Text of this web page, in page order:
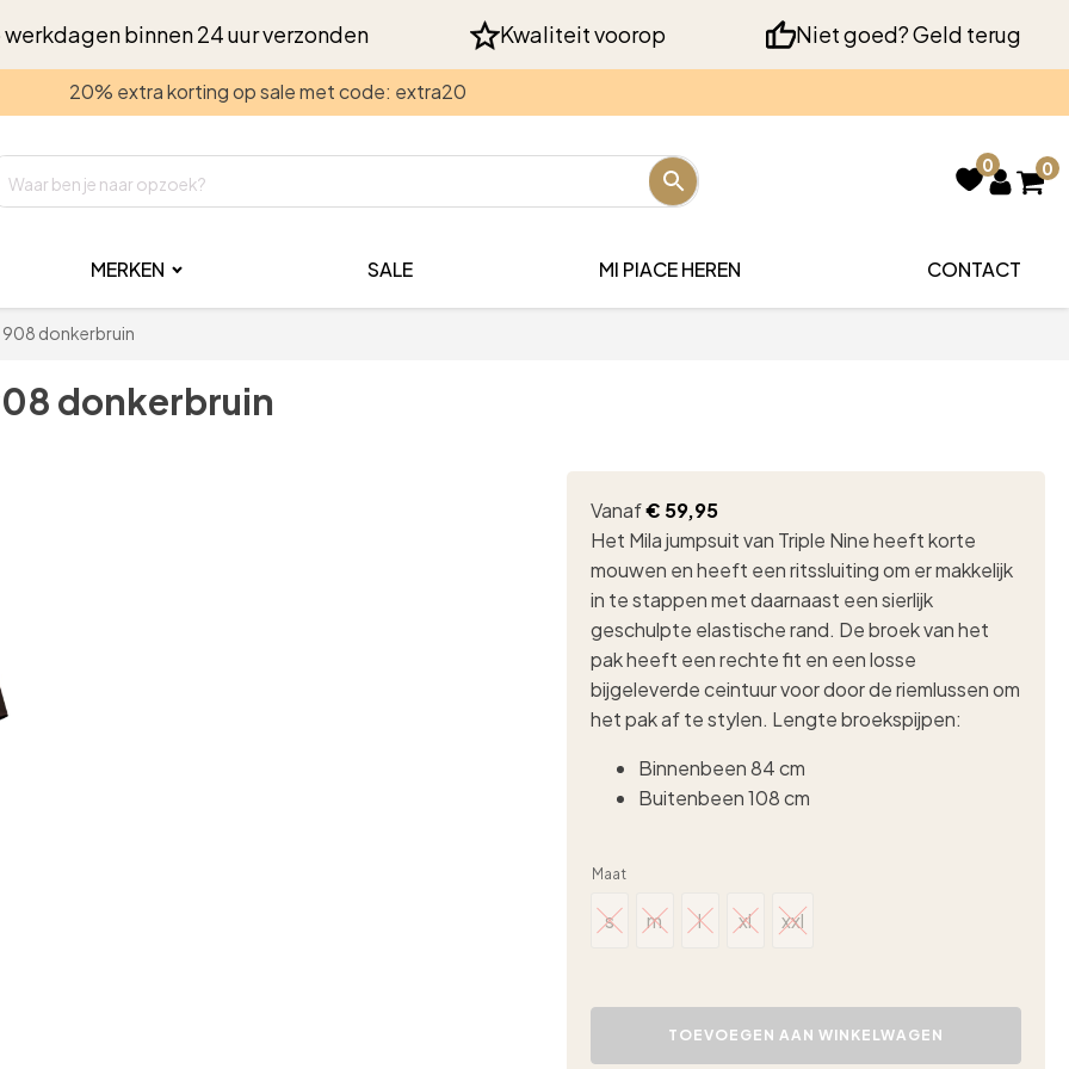
werkdagen binnen 24 uur verzonden Kwaliteit voorop Niet goed? Geld terug
20% extra korting op sale met code: extra20
0 0
MERKEN SALE MI PIACE HEREN CONTACT
donkerbruin
donkerbruin
Vanaf€ 59,95
Het Mila jumpsuit van Triple Nine heeft korte
mouwen en heeft een ritssluiting om er makkelijk
in te stappen met daarnaast een sierlijk
geschulpte elastische rand. De broek van het
pak heeft een rechte fit en een losse
bijgeleverde ceintuur voor door de riemlussen om
het pak af te stylen. Lengte broekspijpen:
Binnenbeen 84 cm
Buitenbeen 108 cm
Maat
s
s
m
m
l
l
xl
xl
xxl
xxl
Triple
TOEVOEGEN AAN WINKELWAGEN